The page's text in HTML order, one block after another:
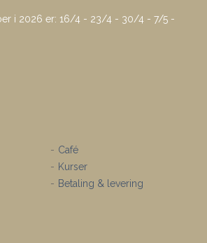
i 2026 er: 16/4 - 23/4 - 30/4 - 7/5 -
Café
Kurser
Betaling & levering